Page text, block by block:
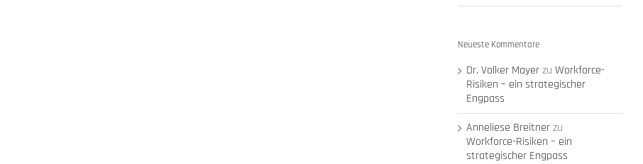
Neueste Kommentare
Dr. Volker MayerzuWorkforce-
Risiken – ein strategischer
Engpass
Anneliese Breitnerzu
Workforce-Risiken – ein
strategischer Engpass